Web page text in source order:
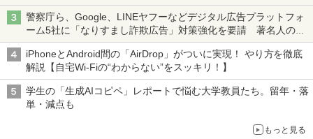
ち・ざ・ろーど！その14】【空いた時間でなにしてる？】
警察庁ら、Google、LINEヤフーなどデジタル広告プラットフォ
ーム5社に「なりすまし詐欺広告」対策強化を要請 著名人の写
真や映像を使った投資詐欺などへの対策として
iPhoneとAndroid間の「AirDrop」がついに実現！ やり方を徹底
解説【自宅Wi-Fiの“わからない”をスッキリ！】
学生の「生成AIコピペ」レポートで悩む大学教員たち。留年・落
単・減点も
もっと見る